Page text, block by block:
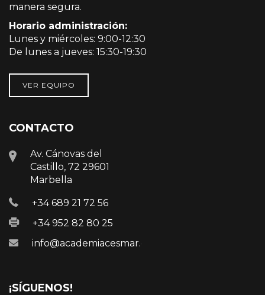
manera segura.
Horario administración:
Lunes y miércoles: 9:00-12:30
De lunes a jueves: 15:30-19:30
VER EQUIPO
CONTACTO
Av. Cánovas del
Castillo, 72 29601
Marbella
+34 689 21 72 56
+34 952 82 80 25
info@academiacesmar.com
¡SÍGUENOS!